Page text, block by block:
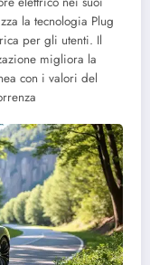
la tecnologia Plug
per gli utenti. Il
migliora la
con i valori del